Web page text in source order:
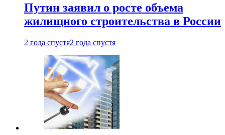
Путин заявил о росте объема
жилищного строительства в России
2 года спустя2 года спустя